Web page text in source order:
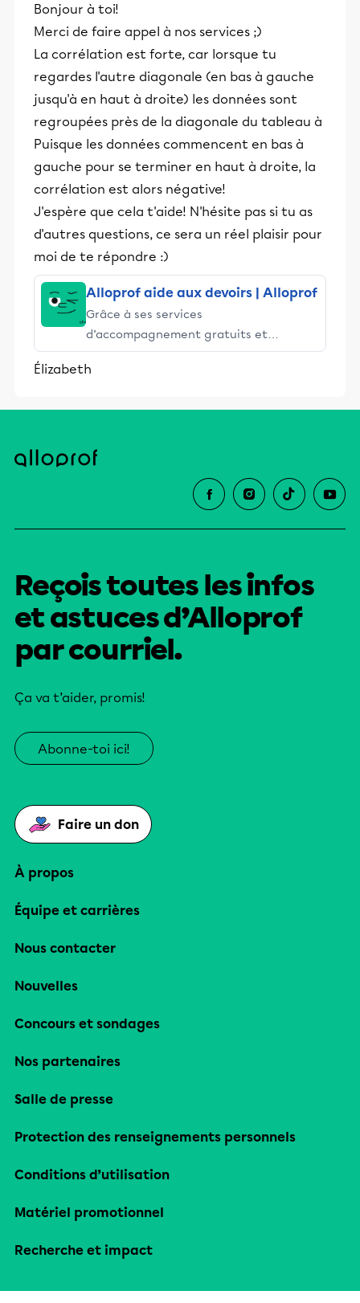
Bonjour à toi!
Merci de faire appel à nos services ;)
La corrélation est forte, car lorsque tu
regardes l'autre diagonale (en bas à gauche
jusqu'à en haut à droite) les données sont
regroupées près de la diagonale du tableau à
Puisque les données commencent en bas à
gauche pour se terminer en haut à droite, la
corrélation est alors négative!
J'espère que cela t'aide! N'hésite pas si tu as
d'autres questions, ce sera un réel plaisir pour
moi de te répondre :)
Alloprof aide aux devoirs | Alloprof
Grâce à ses services
d’accompagnement gratuits et
stimulants, Alloprof engage les élèves
et leurs parents dans la réussite
Élizabeth
Reçois toutes les infos
et astuces d’Alloprof
par courriel.
Ça va t’aider, promis!
Abonne-toi ici!
Faire un don
À propos
Équipe et carrières
Nous contacter
Nouvelles
Concours et sondages
Nos partenaires
Salle de presse
Protection des renseignements personnels
Conditions d’utilisation
Matériel promotionnel
Recherche et impact